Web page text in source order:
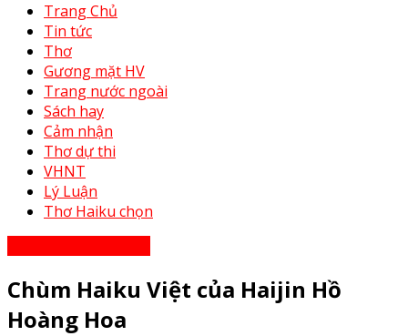
Trang Chủ
Tin tức
Thơ
Gương mặt HV
Trang nước ngoài
Sách hay
Cảm nhận
Thơ dự thi
VHNT
Lý Luận
Thơ Haiku chọn
Chùm Haiku Việt của Haijin Hồ
Hoàng Hoa